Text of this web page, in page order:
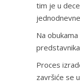
tim je u
Na
Proces
završiće se